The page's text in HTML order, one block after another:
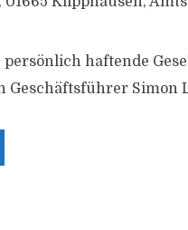
haftende
Geschäftsführer Simon